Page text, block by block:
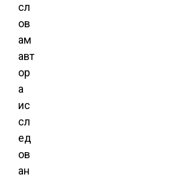
сл
ов
ам
авт
ор
а
ис
сл
ед
ов
ан